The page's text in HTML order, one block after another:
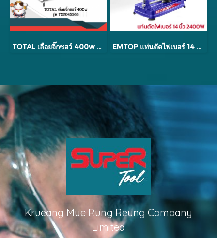
TOTAL เลื่อยจิ๊กซอว์ 400w รุ่น TS2045565 EMTOP แท่นตัดไฟเบอร์ 14 นิ้ว 2400W ECFS35528
Krueang Mue Rung Reung Company
Limited